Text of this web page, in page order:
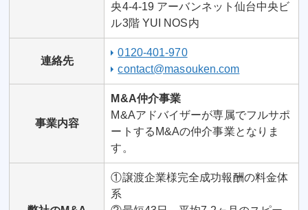
央4-4-19 アーバンネット仙台中央ビ
ル3階 YUI NOS内
連絡先
0120-401-970
contact@masouken.com
事業内容
M&A仲介事業
M&Aアドバイザーが専属でフルサポ
ートするM&Aの仲介事業となりま
す。
①譲渡企業様完全成功報酬の料金体
系